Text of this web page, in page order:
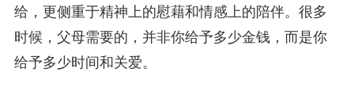
给，更侧重于精神上的慰藉和情感上的陪伴。很多
时候，父母需要的，并非你给予多少金钱，而是你
给予多少时间和关爱。